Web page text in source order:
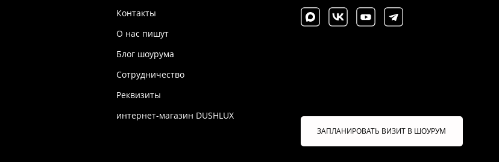
Контакты
О нас пишут
Блог шоурума
Сотрудничество
Реквизиты
интернет-магазин DUSHLUX
ЗАПЛАНИРОВАТЬ ВИЗИТ В ШОУРУМ